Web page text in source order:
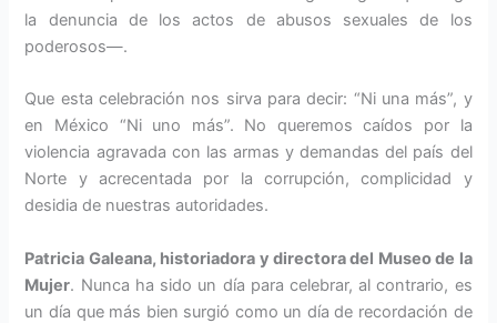
la denuncia de los actos de abusos sexuales de los
poderosos—.
Que esta celebración nos sirva para decir: “Ni una más”, y
en México “Ni uno más”. No queremos caídos por la
violencia agravada con las armas y demandas del país del
Norte y acrecentada por la corrupción, complicidad y
desidia de nuestras autoridades.
Patricia Galeana, historiadora y directora del Museo de la
Mujer. Nunca ha sido un día para celebrar, al contrario, es
un día que más bien surgió como un día de recordación de